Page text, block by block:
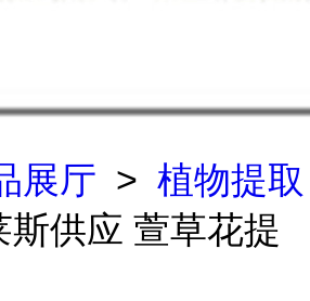
展厅 > 植物提取
斯供应 萱草花提